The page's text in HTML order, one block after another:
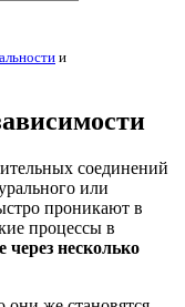
и
соединений
или
проникают в
процессы в
несколько